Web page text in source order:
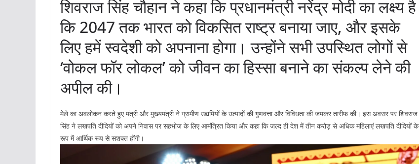
शिवराज सिंह चौहान ने कहा कि प्रधानमंत्री नरेंद्र मोदी का लक्ष्य है
कि 2047 तक भारत को विकसित राष्ट्र बनाया जाए, और इसके
लिए हमें स्वदेशी को अपनाना होगा। उन्होंने सभी उपस्थित लोगों से
‘वोकल फॉर लोकल’ को जीवन का हिस्सा बनाने का संकल्प लेने की
अपील की।
मेले का अवलोकन करते हुए मंत्री और मुख्यमंत्री ने ग्रामीण उद्यमियों के उत्पादों की गुणवत्ता और विविधता की जमकर तारीफ की। इस अवसर पर शिवराज
सिंह ने लखपति दीदियों को अपने निवास पर सहभोज के लिए आमंत्रित किया और कहा कि जल्द ही देश में तीन करोड़ से अधिक महिलाएं लखपति दीदियों के
रूप में आर्थिक रूप से सशक्त होंगी।